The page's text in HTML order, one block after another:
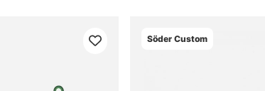
Söder Custom